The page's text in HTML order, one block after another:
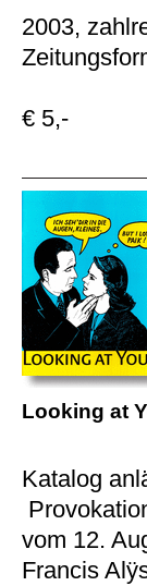
2003,
€ 5,-
Looking at
Katalog
vom 12.
Francis